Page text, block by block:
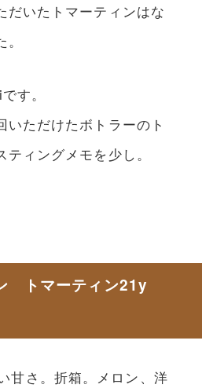
だいたトマーティンはな
す。
いただけたボトラーのト
ィングメモを少し。
トマーティン21y
甘さ。折箱。メロン、洋